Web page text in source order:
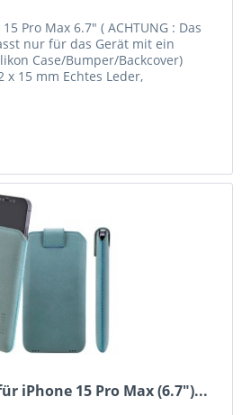
Pro Max 6.7" ( ACHTUNG : Das
nur für das Gerät mit ein
Case/Bumper/Backcover)
x 15 mm Echtes Leder,
iPhone 15 Pro Max (6.7")...